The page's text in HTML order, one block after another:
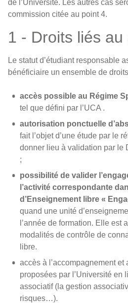
de l’Université. Les autres cas
commission citée au point 4.
1 - Droits liés au
Le statut d’étudiant responsable
bénéficiaire un ensemble de
accès possible au Régime
tel que défini par l’UCA .
autorisation ponctuelle
fait l’objet d’une étude par le
donner lieu à validation par le
;
possibilité de valider
l’activité correspondante
d’Enseignement libre «
quand une unité
l’année de formation. Elle est
modalités de contrôle de
libre.
accès à l’accompagnement et
proposées par l’Université en
associatif (la gestion
risques…).